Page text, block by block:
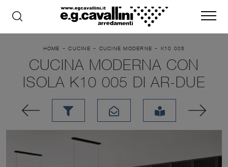
HOME -CUCINE - CUCINE MODERNE - K10 005
CUCINA MODERNA CON
ISOLA K10 005 DI AR-DUE